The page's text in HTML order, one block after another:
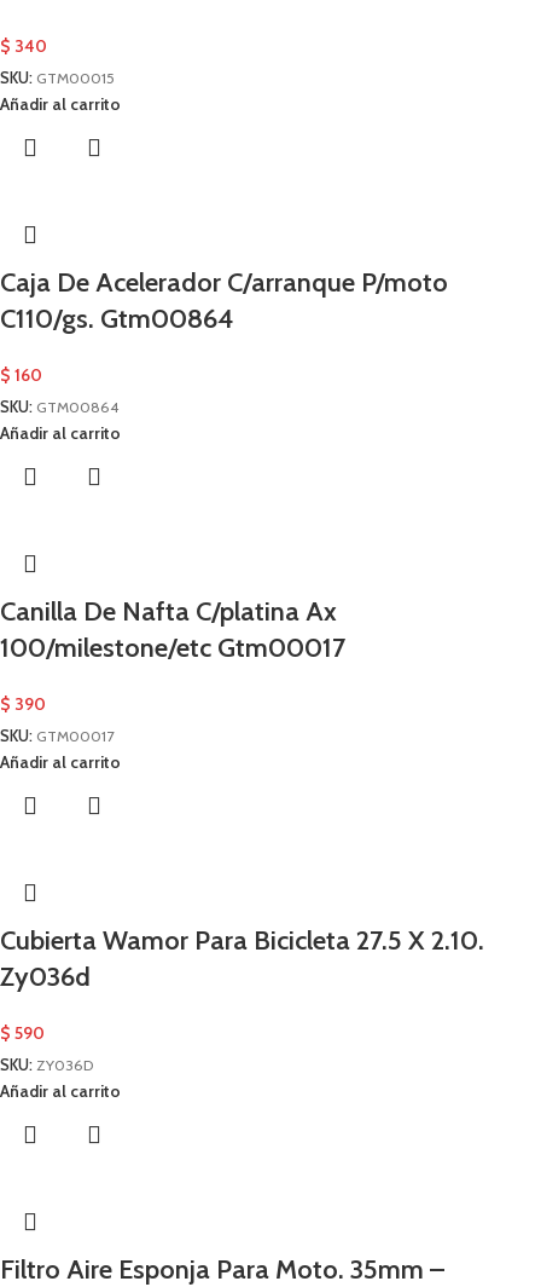
$ 340
SKU: GTM00015
Añadir al carrito
Caja De Acelerador C/arranque P/moto
C110/gs. Gtm00864
$ 160
SKU: GTM00864
Añadir al carrito
Canilla De Nafta C/platina Ax
100/milestone/etc Gtm00017
$ 390
SKU: GTM00017
Añadir al carrito
Cubierta Wamor Para Bicicleta 27.5 X 2.10.
Zy036d
$ 590
SKU: ZY036D
Añadir al carrito
Filtro Aire Esponja Para Moto. 35mm –